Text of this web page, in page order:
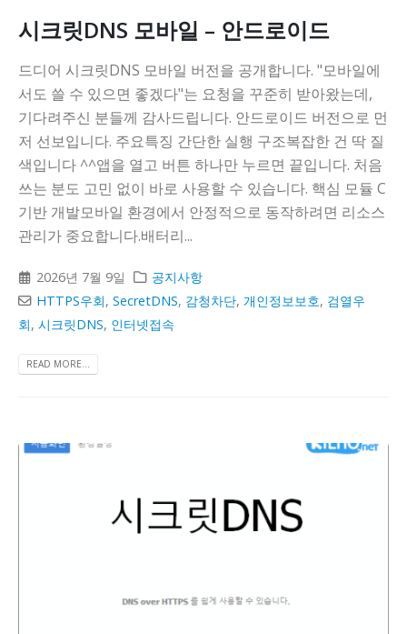
시크릿DNS 모바일 – 안드로이드
드디어 시크릿DNS 모바일 버전을 공개합니다. "모바일에
서도 쓸 수 있으면 좋겠다"는 요청을 꾸준히 받아왔는데,
기다려주신 분들께 감사드립니다. 안드로이드 버전으로 먼
저 선보입니다. 주요특징 간단한 실행 구조복잡한 건 딱 질
색입니다 ^^앱을 열고 버튼 하나만 누르면 끝입니다. 처음
쓰는 분도 고민 없이 바로 사용할 수 있습니다. 핵심 모듈 C
기반 개발모바일 환경에서 안정적으로 동작하려면 리소스
관리가 중요합니다.배터리...
2026년 7월 9일
공지사항
HTTPS우회,SecretDNS, 감청차단,개인정보보호, 검열우
회, 시크릿DNS, 인터넷접속
READ MORE...